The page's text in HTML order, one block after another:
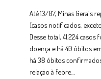
Até 13/07, Minas Gerais
(casos notificados,
Desse total, 41.224
doença e há 40 óbitos
há 38 óbitos
relação à febre…